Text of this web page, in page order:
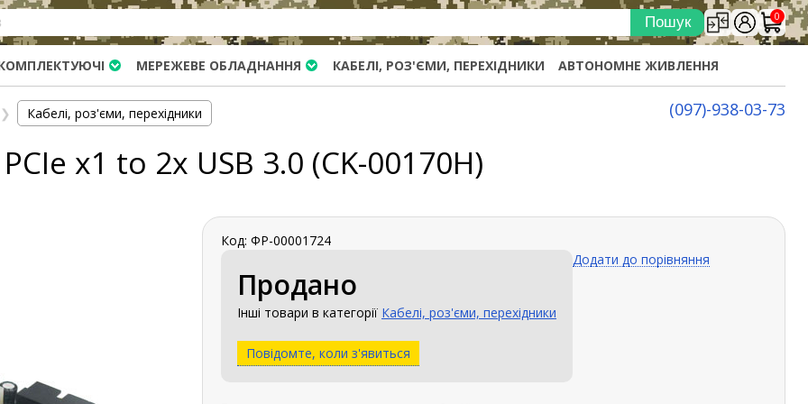
0
МЕРЕЖЕВЕ ОБЛАДНАННЯ КАБЕЛІ, РОЗ'ЄМИ, ПЕРЕХІДНИКИ АВТОНОМНЕ ЖИВЛЕННЯ
(097)-938-03-73
❯ Кабелі, роз'єми, перехідники
x1 to 2x USB 3.0 (CK-00170H)
Код: ФР-00001724
Продано
Інші товари в категорії Кабелі, роз'єми, перехідники
Повідомте, коли з'явиться
Додати до порівняння